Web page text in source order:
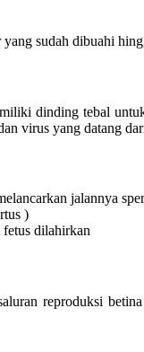
sudah dibuahi
dinding tebal
virus yang datang
jalannya
)
fetus dilahirkan
reproduksi